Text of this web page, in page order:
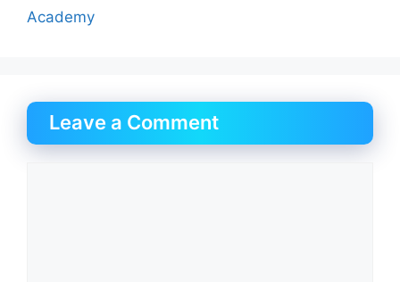
Academy
Leave a Comment